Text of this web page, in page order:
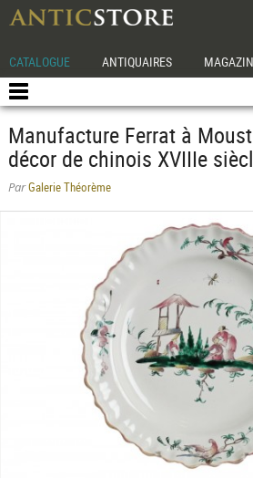
CATALOGUE ANTIQUAIRES
Manufacture Ferrat à
décor de chinois XVIIIe
ParGalerie Théorème